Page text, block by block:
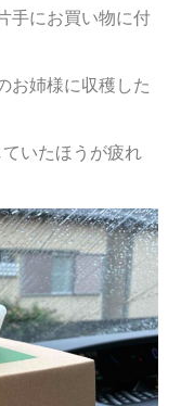
手にお買い物に付
お姉様に収穫した
いたほうが疲れ